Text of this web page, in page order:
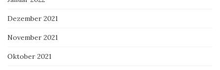
Dezember 2021
November 2021
Oktober 2021